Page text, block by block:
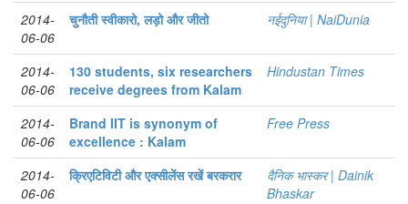
2014-
06-06
चुनौती स्वीकारो, लड़ो और जीतो नईदुनिया | NaiDunia
2014-
06-06
130 students, six researchers
receive degrees from Kalam
Hindustan Times
2014-
06-06
Brand IIT is synonym of
excellence : Kalam
Free Press
2014-
06-06
क्रिएटिविटी और एक्सीलेंस रखें बरकरार
दैनिक भास्कर | Dainik
Bhaskar